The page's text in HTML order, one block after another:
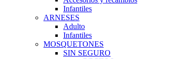
Infantiles
ARNESES
Adulto
Infantiles
MOSQUETONES
SIN SEGURO